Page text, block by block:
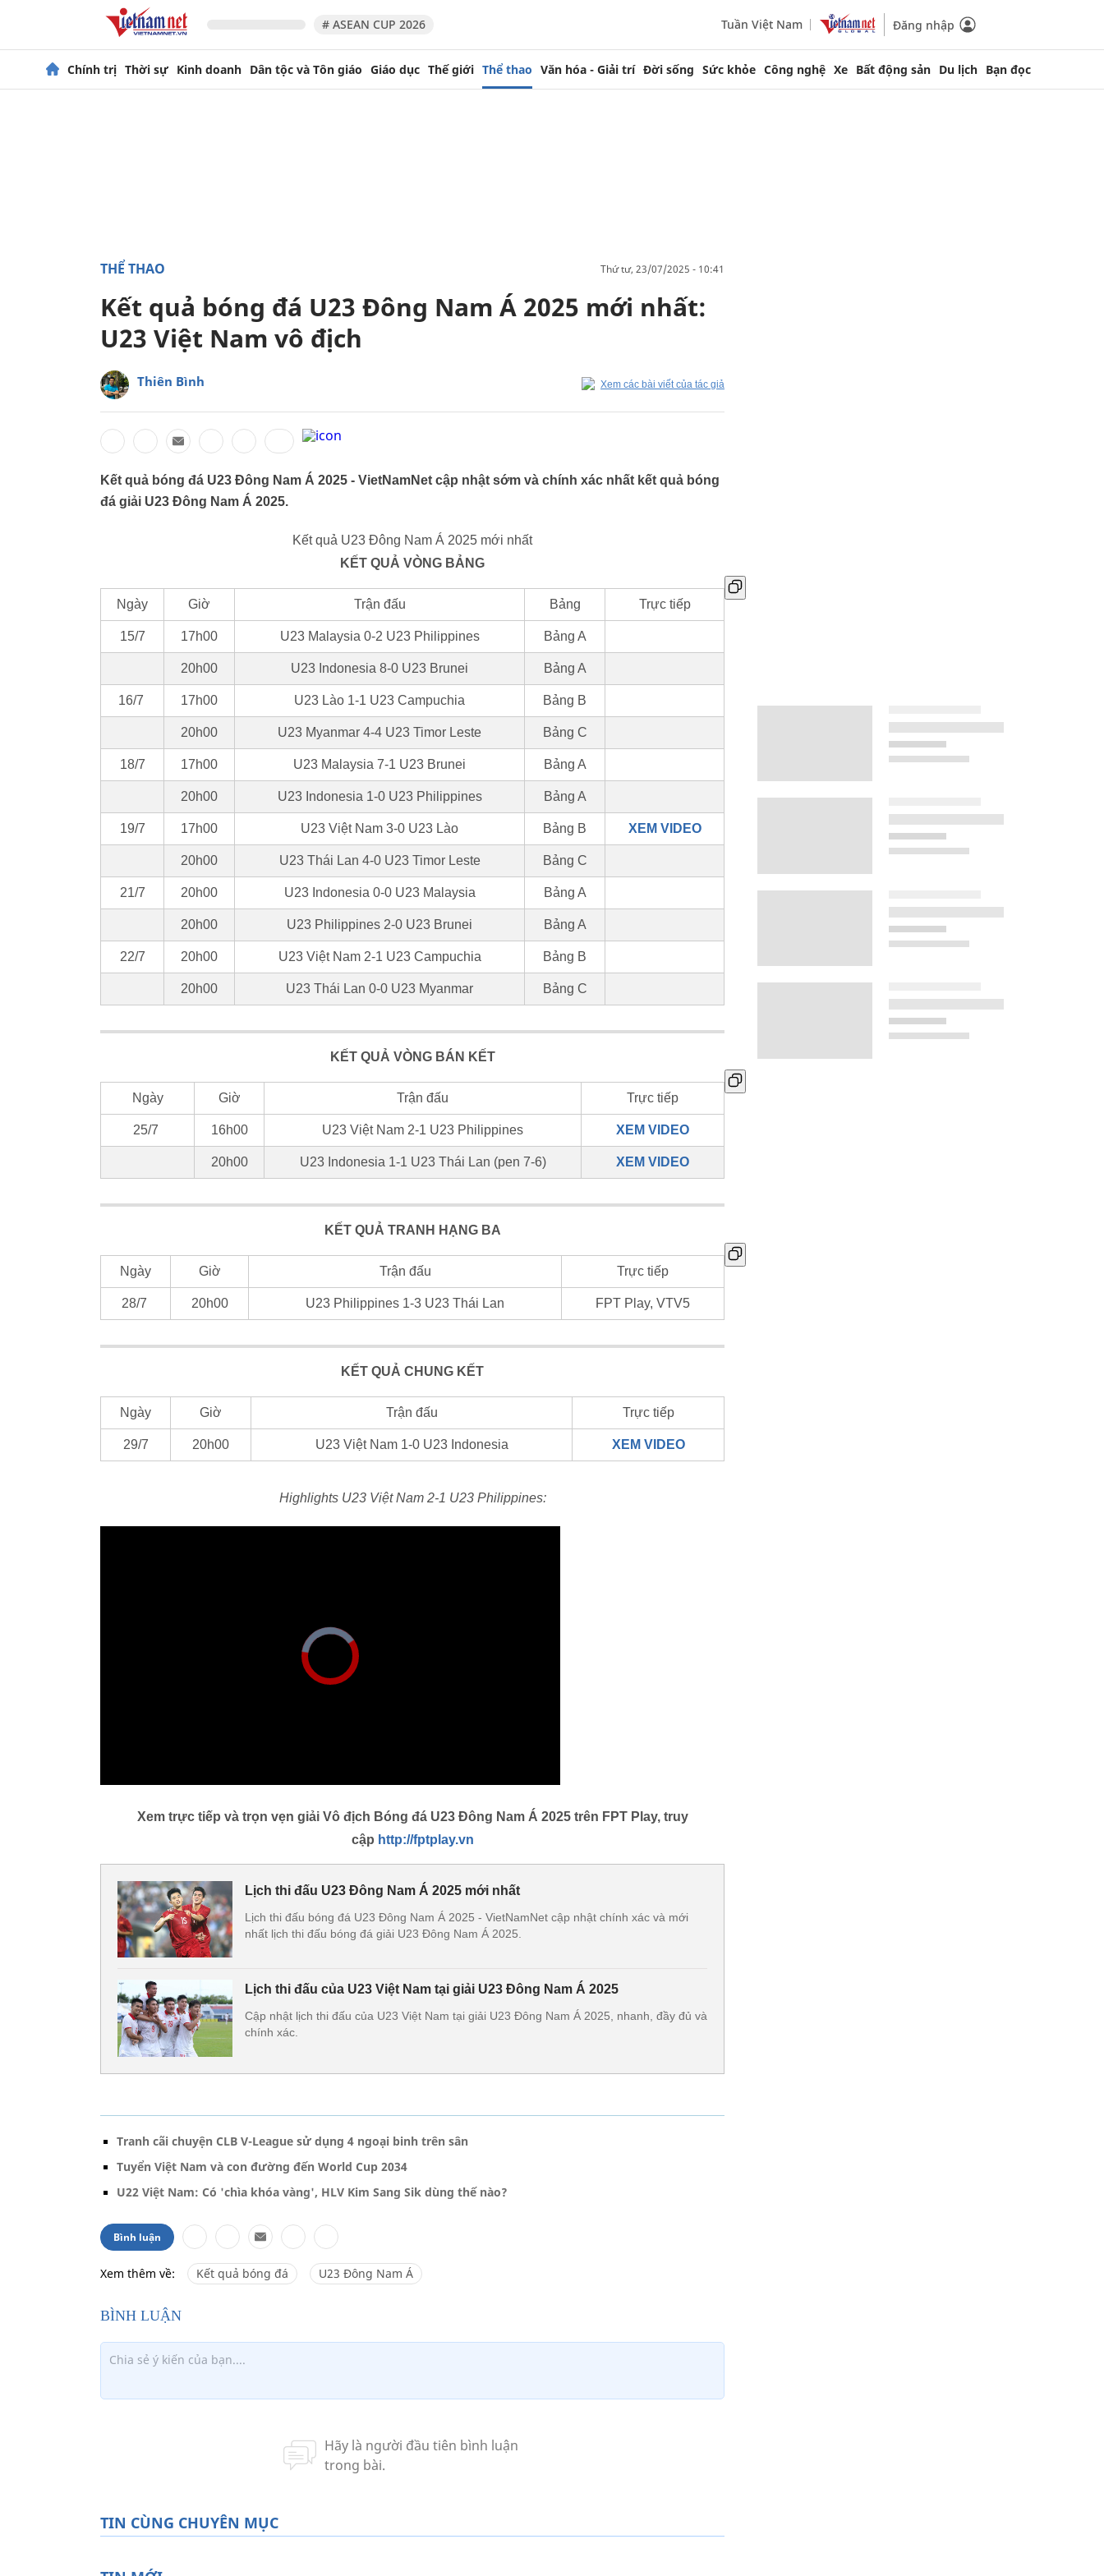
# ASEAN CUP 2026 Tuần Việt Nam Đăng nhập
Chính trị Thời sự Kinh doanh Dân tộc và Tôn giáo Giáo dục Thế giới Thể thao Văn hóa - Giải trí Đời sống Sức khỏe Công nghệ Xe Bất động sản Du lịch Bạn đọc
THỂ THAO thứ tư, 23/07/2025 - 10:41
Kết quả bóng đá U23 Đông Nam Á 2025 mới nhất:
U23 Việt Nam vô địch
Thiên Bình Xem các bài viết của tác giả
Kết quả bóng đá U23 Đông Nam Á 2025 - VietNamNet cập nhật sớm và chính xác nhất kết quả bóng
đá giải U23 Đông Nam Á 2025.
Kết quả U23 Đông Nam Á 2025 mới nhất
KẾT QUẢ VÒNG BẢNG
Ngày Giờ Trận đấu Bảng Trực tiếp
15/7 17h00 U23 Malaysia 0-2 U23 Philippines Bảng A
20h00 U23 Indonesia 8-0 U23 Brunei Bảng A
16/7 17h00 U23 Lào 1-1 U23 Campuchia Bảng B
20h00 U23 Myanmar 4-4 U23 Timor Leste Bảng C
18/7 17h00 U23 Malaysia 7-1 U23 Brunei Bảng A
20h00 U23 Indonesia 1-0 U23 Philippines Bảng A
19/7 17h00 U23 Việt Nam 3-0 U23 Lào Bảng B XEM VIDEO
20h00 U23 Thái Lan 4-0 U23 Timor Leste Bảng C
21/7 20h00 U23 Indonesia 0-0 U23 Malaysia Bảng A
20h00 U23 Philippines 2-0 U23 Brunei Bảng A
22/7 20h00 U23 Việt Nam 2-1 U23 Campuchia Bảng B
20h00 U23 Thái Lan 0-0 U23 Myanmar Bảng C
KẾT QUẢ VÒNG BÁN KẾT
Ngày Giờ Trận đấu Trực tiếp
25/7 16h00 U23 Việt Nam 2-1 U23 Philippines XEM VIDEO
20h00 U23 Indonesia 1-1 U23 Thái Lan (pen 7-6) XEM VIDEO
KẾT QUẢ TRANH HẠNG BA
Ngày Giờ Trận đấu Trực tiếp
28/7 20h00 U23 Philippines 1-3 U23 Thái Lan FPT Play, VTV5
KẾT QUẢ CHUNG KẾT
Ngày Giờ Trận đấu Trực tiếp
29/7 20h00 U23 Việt Nam 1-0 U23 Indonesia XEM VIDEO
Highlights U23 Việt Nam 2-1 U23 Philippines:
Xem trực tiếp và trọn vẹn giải Vô địch Bóng đá U23 Đông Nam Á 2025 trên FPT Play, truy
cập http://fptplay.vn
Lịch thi đấu U23 Đông Nam Á 2025 mới nhất
Lịch thi đấu bóng đá U23 Đông Nam Á 2025 - VietNamNet cập nhật chính xác và mới
nhất lịch thi đấu bóng đá giải U23 Đông Nam Á 2025.
Lịch thi đấu của U23 Việt Nam tại giải U23 Đông Nam Á 2025
Cập nhật lịch thi đấu của U23 Việt Nam tại giải U23 Đông Nam Á 2025, nhanh, đầy đủ và
chính xác.
Tranh cãi chuyện CLB V-League sử dụng 4 ngoại binh trên sân
Tuyển Việt Nam và con đường đến World Cup 2034
U22 Việt Nam: Có 'chìa khóa vàng', HLV Kim Sang Sik dùng thế nào?
Bình luận
Xem thêm về: Kết quả bóng đá U23 Đông Nam Á
TIN CÙNG CHUYÊN MỤC